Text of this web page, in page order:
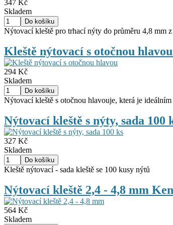
347 Kč
Skladem
Nýtovací kleště pro trhací nýty do průměru 4,8 mm
Kleště nýtovací s otočnou
294 Kč
Skladem
Nýtovací kleště s otočnou hlavouje, která je
Nýtovací kleště s nýty, sada
327 Kč
Skladem
Kleště nýtovací - sada kleště se 100 kusy nýtů
Nýtovací kleště 2,4 - 4,8 mm
564 Kč
Skladem